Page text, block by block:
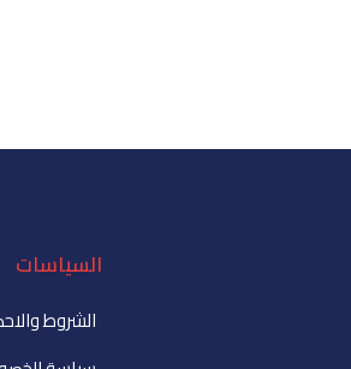
السياسات
الشروط